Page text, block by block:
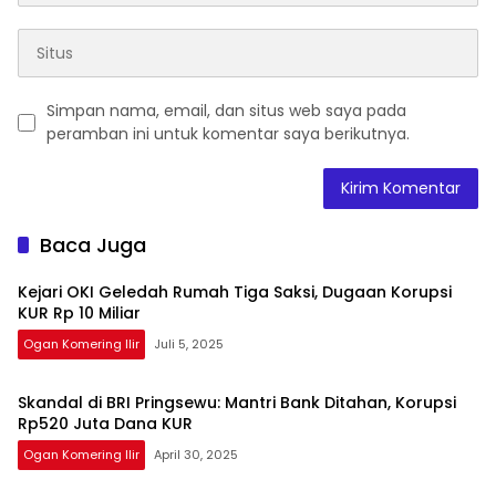
Simpan nama, email, dan situs web saya pada
peramban ini untuk komentar saya berikutnya.
Baca Juga
Kejari OKI Geledah Rumah Tiga Saksi, Dugaan Korupsi
KUR Rp 10 Miliar
Ogan Komering Ilir Juli 5, 2025
Skandal di BRI Pringsewu: Mantri Bank Ditahan, Korupsi
Rp520 Juta Dana KUR
Ogan Komering Ilir April 30, 2025